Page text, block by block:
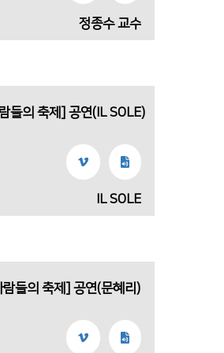
정종수 교수
들의 축제] 공연(IL SOLE)
IL SOLE
들의 축제] 공연(문혜리)